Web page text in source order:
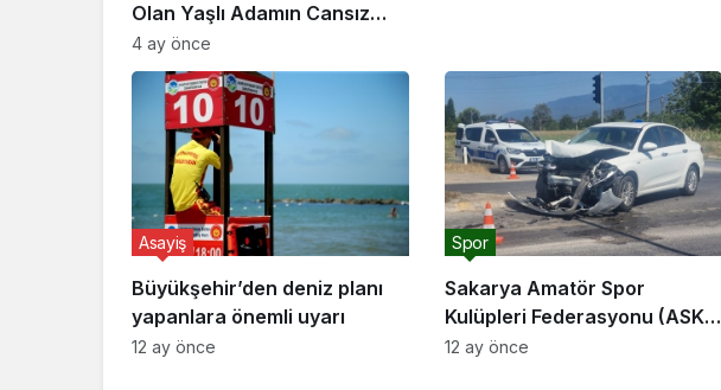
Olan Yaşlı Adamın Cansız
Bedeni Bulundu
4 ay önce
Büyükşehir’den deniz planı
yapanlara önemli uyarı
Asayiş
12 ay önce
Sakarya Amatör Spor
Kulüpleri Federasyonu (ASKF)
Başkanı Yaşar Zımba,
Spor
12 ay önce